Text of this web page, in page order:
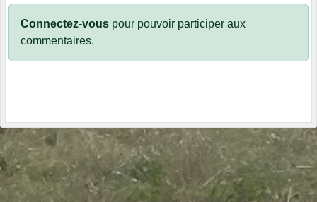
Connectez-vous pour pouvoir participer aux
commentaires.